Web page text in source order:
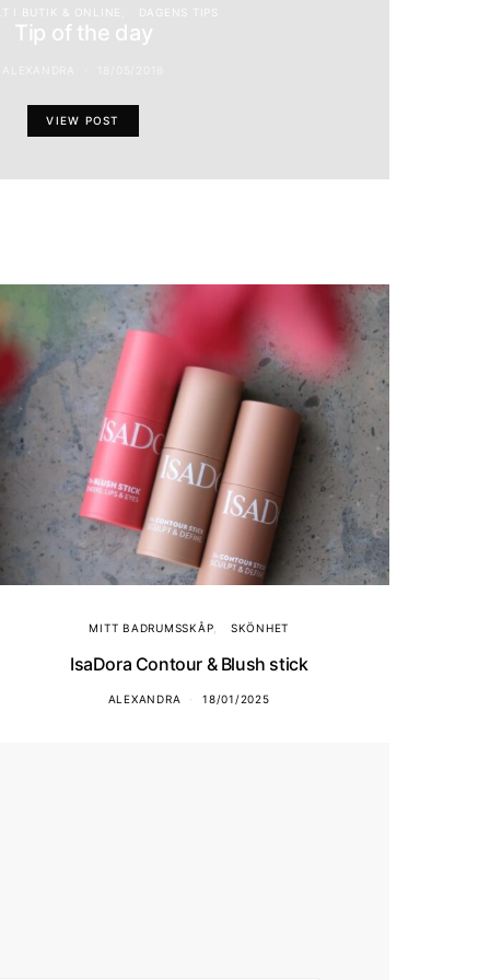
I BUTIK & ONLINE DAGENS TIPS
Tip of the day
VIEW POST
MITT BADRUMSSKÅP SKÖNHET
IsaDora Contour & Blush stick
ALEXANDRA 18/01/2025